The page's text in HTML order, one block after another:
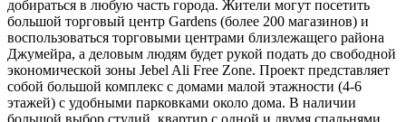
добираться в любую часть города. Жители могут посетить
большой торговый центр Gardens (более 200 магазинов) и
воспользоваться торговыми центрами близлежащего района
Джумейра, а деловым людям будет рукой подать до свободной
экономической зоны Jebel Ali Free Zone. Проект представляет
собой большой комплекс с домами малой этажности (4-6
этажей) с удобными парковками около дома. В наличии